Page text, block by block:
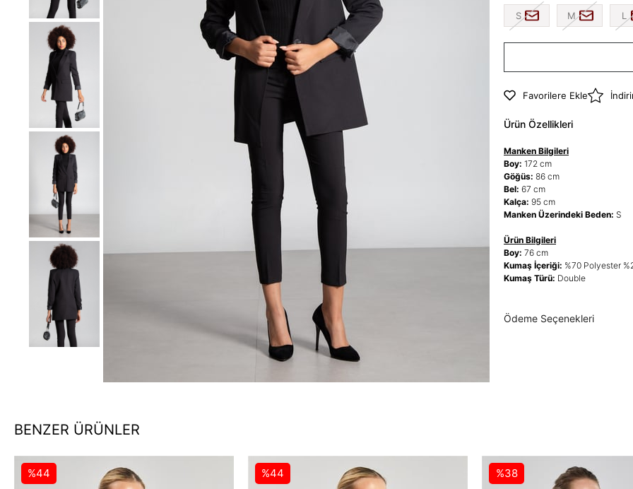
S M L
Favorilere Ekle
Ürün Özellikleri
Manken Bilgileri
Boy: 172 cm
Göğüs: 86 cm
Bel: 67 cm
Kalça: 95 cm
Manken Üzerindeki Beden: S
Ürün Bilgileri
Boy: 76 cm
Kumaş İçeriği: %70 Polyester
Kumaş Türü: Double
Ödeme Seçenekleri
BENZER ÜRÜNLER
%44 %44 %38